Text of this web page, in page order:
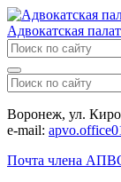
Адвокатская
Воронеж, ул.
e-mail:
Почта члена